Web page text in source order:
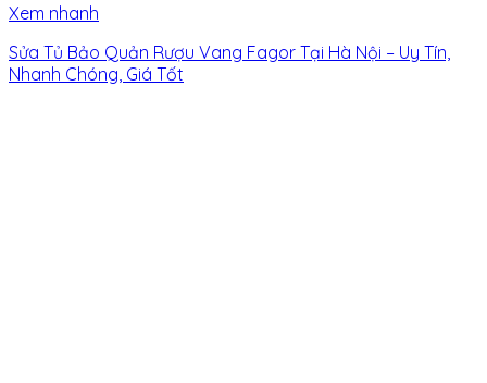
Xem nhanh
Sửa Tủ Bảo Quản Rượu Vang Fagor Tại Hà Nội – Uy Tín,
Nhanh Chóng, Giá Tốt